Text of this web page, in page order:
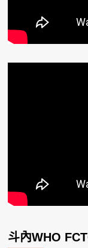
斗內WHO